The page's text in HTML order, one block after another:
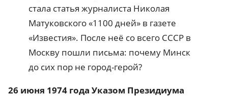
стала статья журналиста Николая
Матуковского «1100 дней» в газете
«Известия». После неё со всего СССР в
Москву пошли письма: почему Минск
до сих пор не город-герой?
26 июня 1974 года Указом Президиума